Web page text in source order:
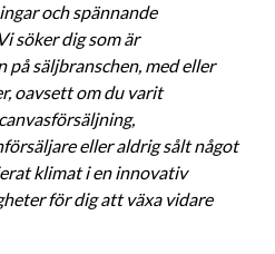
och spännande
söker dig som är
på säljbranschen, med eller
oavsett om du varit
eller aldrig sålt något
klimat i en innovativ
för dig att växa vidare